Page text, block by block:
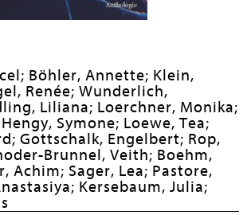
Böhler, Annette; Klein,
Renée; Wunderlich,
Liliana; Loerchner, Monika;
Hengy, Symone; Loewe, Tea;
Gottschalk, Engelbert; Rop,
Brunnel, Veith; Boehm,
Achim; Sager, Lea; Pastore,
Kersebaum, Julia;